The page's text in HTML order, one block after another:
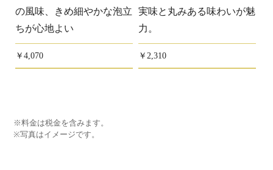
の風味、きめ細やかな泡立
ちが心地よい
￥4,070
実味と丸みある味わいが魅
力。
￥2,310
※料金は税金を含みます。
※写真はイメージです。